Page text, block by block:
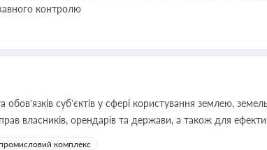
контролю
обов’язків суб’єктів у сфері користування землею,
власників, орендарів та держави, а також для
комплекс